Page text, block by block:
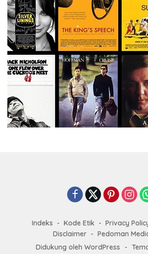
Indeks Kode Etik Privacy
Disclaimer
Pedoman
Didukung oleh WordPress
-